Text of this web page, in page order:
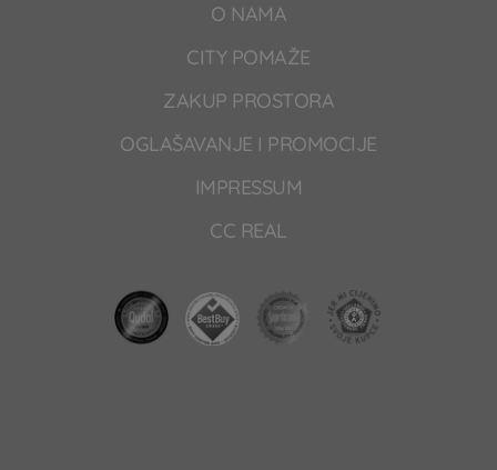
O NAMA
CITY POMAŽE
ZAKUP PROSTORA
OGLAŠAVANJE I PROMOCIJE
IMPRESSUM
CC REAL